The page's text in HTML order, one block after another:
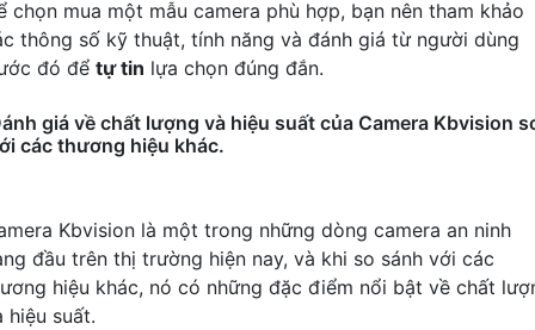
chọn mua một mẫu camera phù hợp, bạn nên tham khảo
thông số kỹ thuật, tính năng và đánh giá từ người dùng
đó để tự tin lựa chọn đúng đắn.
giá về chất lượng và hiệu suất của Camera Kbvision
các thương hiệu khác.
Kbvision là một trong những dòng camera an ninh
đầu trên thị trường hiện nay, và khi so sánh với các
hiệu khác, nó có những đặc điểm nổi bật về chất
hiệu suất.